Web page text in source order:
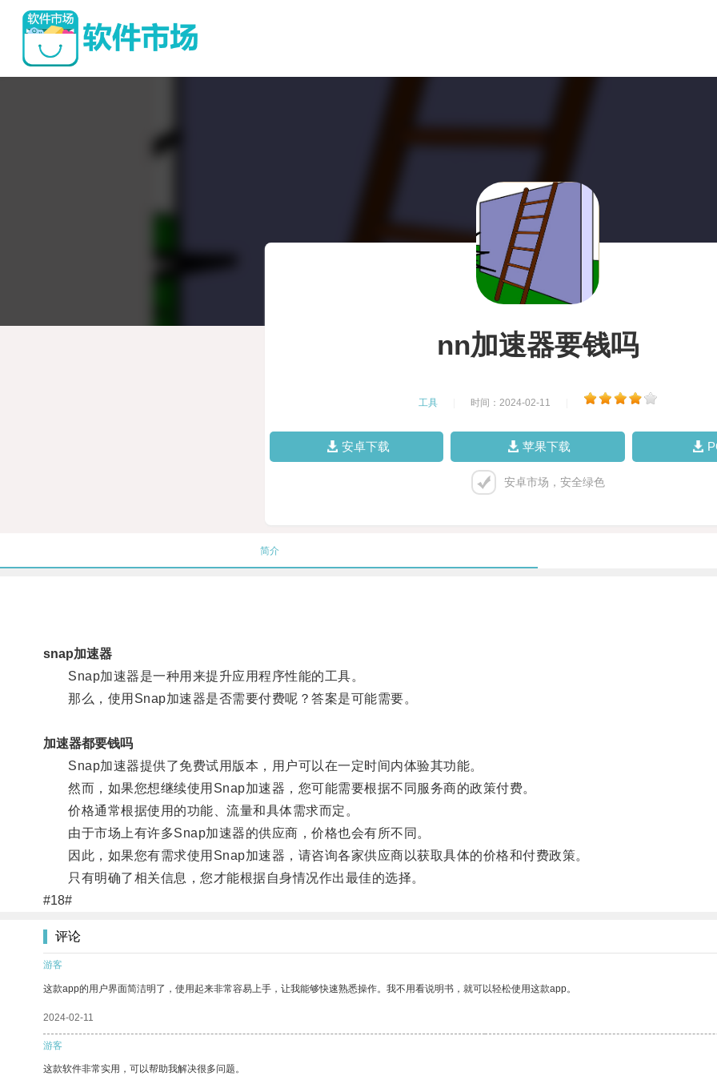
nn加速器要钱吗
工具 时间：2024-02-11
安卓下载 苹果下载
安卓市场，安全绿色
简介
snap加速器
Snap加速器是一种用来提升应用程序性能的工具。
那么，使用Snap加速器是否需要付费呢？答案是可能需要。
加速器都要钱吗
Snap加速器提供了免费试用版本，用户可以在一定时间内体验其功能。
然而，如果您想继续使用Snap加速器，您可能需要根据不同服务商的政策付费。
价格通常根据使用的功能、流量和具体需求而定。
由于市场上有许多Snap加速器的供应商，价格也会有所不同。
因此，如果您有需求使用Snap加速器，请咨询各家供应商以获取具体的价格和付费政策。
只有明确了相关信息，您才能根据自身情况作出最佳的选择。
#18#
评论
游客
这款app的用户界面简洁明了，使用起来非常容易上手，让我能够快速熟悉操作。我不用看说明书，就可以轻松使用这款app。
2024-02-11
游客
这款软件非常实用，可以帮助我解决很多问题。